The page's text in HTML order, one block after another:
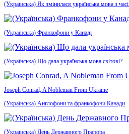
(Українська) Як змінилася українська мова з
(Українська) Франкофони у Канаді
(Українська) Що дала українська мова світові?
Joseph Conrad, A Nobleman From Ukraine
(Українська) Англофони та франкофони Канади
(Українська) День Державного Прапора